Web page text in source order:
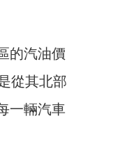
的汽油價
從其北部
一輛汽車